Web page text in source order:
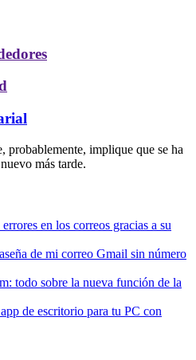
probablemente, implique que se ha
más tarde.
en los correos gracias a su
de mi correo Gmail sin número
todo sobre la nueva función de la
de escritorio para tu PC con